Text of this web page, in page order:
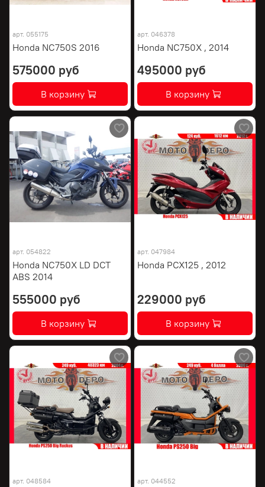
арт. 055175
Honda NC750S 2016
575000 руб
В корзину
арт. 046378
Honda NC750X , 2014
495000 руб
В корзину
арт. 054822
Honda NC750X LD DCT
ABS 2014
555000 руб
В корзину
арт. 047984
Honda PCX125 , 2012
229000 руб
В корзину
арт. 048584 арт. 044552